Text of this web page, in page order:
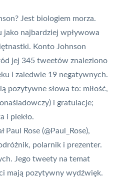
Jest biologiem morza.
jako najbardziej wpływowa
Konto Johnson
jej 345 tweetów znaleziono
i zaledwie 19 negatywnych.
pozytywne słowa to: miłość,
i gratulacje;
i piekło.
Paul Rose (@Paul_Rose),
polarnik i prezenter.
Jego tweety na temat
mają pozytywny wydźwięk.